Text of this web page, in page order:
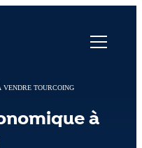
VENDRE TOURCOING
à